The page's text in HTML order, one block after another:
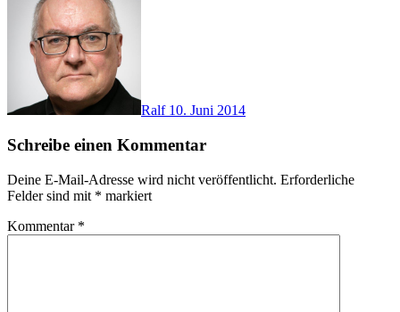
Ralf 10. Juni 2014
Schreibe einen Kommentar
Deine E-Mail-Adresse wird nicht veröffentlicht. Erforderliche
Felder sind mit * markiert
Kommentar *